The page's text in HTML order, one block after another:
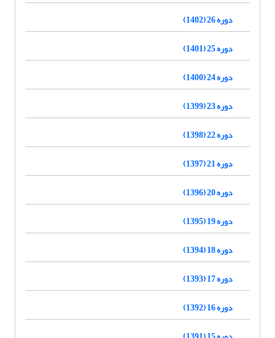
دوره 26 (1402)
دوره 25 (1401)
دوره 24 (1400)
دوره 23 (1399)
دوره 22 (1398)
دوره 21 (1397)
دوره 20 (1396)
دوره 19 (1395)
دوره 18 (1394)
دوره 17 (1393)
دوره 16 (1392)